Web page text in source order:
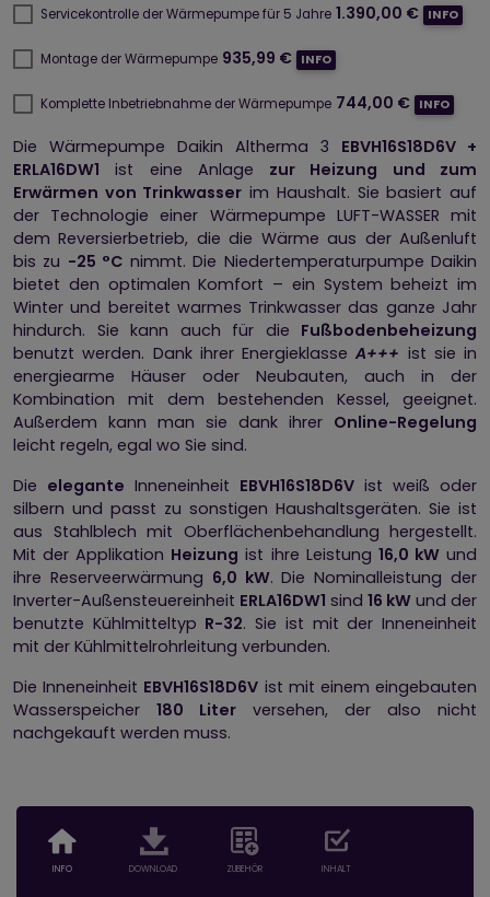
Die Wärmepumpe Daikin Altherma 3 EBVH16S18D6V +
ERLA16DW1 ist eine Anlage zur Heizung und zum
Erwärmen von Trinkwasser im Haushalt. Sie basiert auf
der Technologie einer Wärmepumpe LUFT-WASSER mit
dem Reversierbetrieb, die die Wärme aus der Außenluft
bis zu -25 °C nimmt. Die Niedertemperaturpumpe Daikin
bietet den optimalen Komfort – ein System beheizt im
Winter und bereitet warmes Trinkwasser das ganze Jahr
hindurch. Sie kann auch für die Fußbodenbeheizung
benutzt werden. Dank ihrer EnergieklasseA+++ ist sie in
energiearme Häuser oder Neubauten, auch in der
Kombination mit dem bestehenden Kessel, geeignet.
Außerdem kann man sie dank ihrer Online-Regelung
leicht regeln, egal wo Sie sind.
Die elegante Inneneinheit EBVH16S18D6V ist weiß oder
silbern und passt zu sonstigen Haushaltsgeräten. Sie ist
aus Stahlblech mit Oberflächenbehandlung hergestellt.
Mit der Applikation Heizung ist ihre Leistung 16,0 kWund
ihre Reserveerwärmung 6,0 kW. Die Nominalleistung der
Inverter-Außensteuereinheit ERLA16DW1 sind 16 kW und der
benutzte Kühlmitteltyp R-32. Sie ist mit der Inneneinheit
mit der Kühlmittelrohrleitung verbunden.
Die Inneneinheit EBVH16S18D6V ist mit einem eingebauten
Wasserspeicher 180 Liter versehen, der also nicht
nachgekauft werden muss.
Servicekontrolle der Wärmepumpe für 5 Jahre 1.390,00 € INFO
Montage der Wärmepumpe 935,99 € INFO
Komplette Inbetriebnahme der Wärmepumpe 744,00 € INFO
INFO DOWNLOAD ZUBEHÖR INHALT